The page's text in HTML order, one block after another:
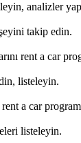
analizler
takip edin.
rent a car
listeleyin.
a car
listeleyin.